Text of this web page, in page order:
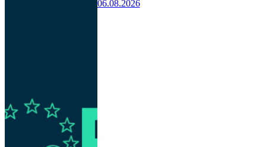
06.08.2026